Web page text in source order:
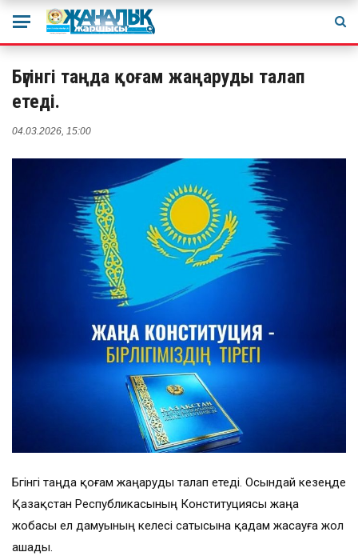
Бүгінгі таңда қоғам жаңаруды талап
етеді.
04.03.2026, 15:00
Бүгінгі таңда қоғам жаңаруды талап етеді. Осындай кезеңде
Қазақстан Республикасының Конституциясы жаңа
жобасы ел дамуының келесі сатысына қадам жасауға жол
ашады.